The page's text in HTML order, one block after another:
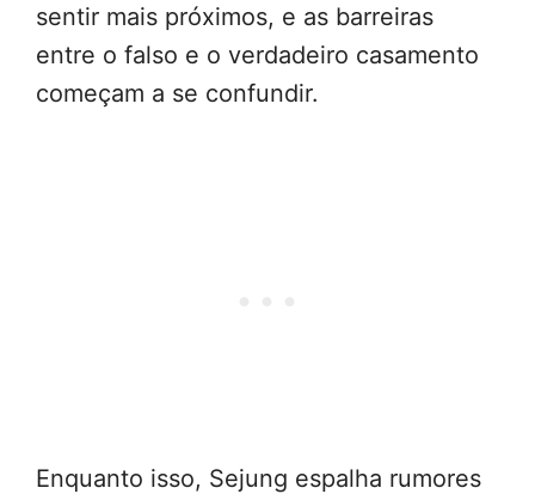
sentir mais próximos, e as barreiras
entre o falso e o verdadeiro casamento
começam a se confundir.
Enquanto isso, Sejung espalha rumores